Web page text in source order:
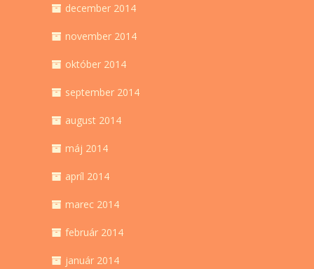
december 2014
november 2014
október 2014
september 2014
august 2014
máj 2014
apríl 2014
marec 2014
február 2014
január 2014